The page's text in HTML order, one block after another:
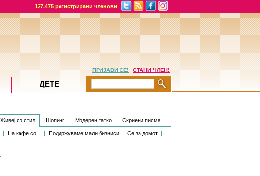
127.475 регистрирани членови
Живеј со стил
На кафе со... Поддржуваме мали бизниси Се за домот
Шопинг Модерен татко Скриени писма
ПРИЈАВИ СЕ! СТАНИ ЧЛЕН!
ДЕТЕ